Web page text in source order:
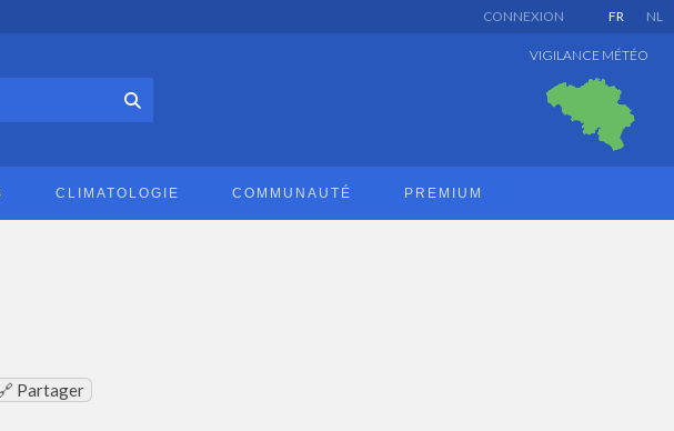
FR NL
CONNEXION
VIGILANCE MÉTÉO
CLIMATOLOGIE COMMUNAUTÉ PREMIUM
Partager